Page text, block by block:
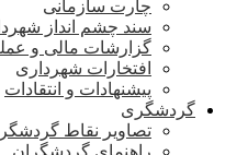
چارت سازمانی
سند چشم انداز
گزارشات مالی و
افتخارات شهرداری
پیشنهادات و انتقادات
گردشگری
تصاویر نقاط
راهنمای گردشگران